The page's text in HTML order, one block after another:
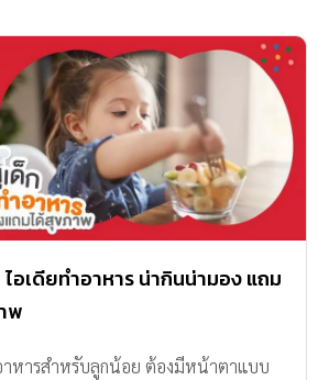
ไอเดียทำอาหาร น่ากินน่ามอง แถม
พ
าหารสำหรับลูกน้อย ต้องมีหน้าตาแบบ